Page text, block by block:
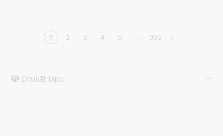
Pašreizējā lapa
1 Lapa
2 Lapa
3 Lapa
4 Lapa
5 … 305
Drukāt lapu